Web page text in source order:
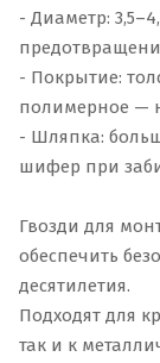
- Диаметр:
- Покрытие:
полимерное —
- Шляпка:
шифер при
Гвозди для
обеспечить
десятилетия.
Подходят для
так и к